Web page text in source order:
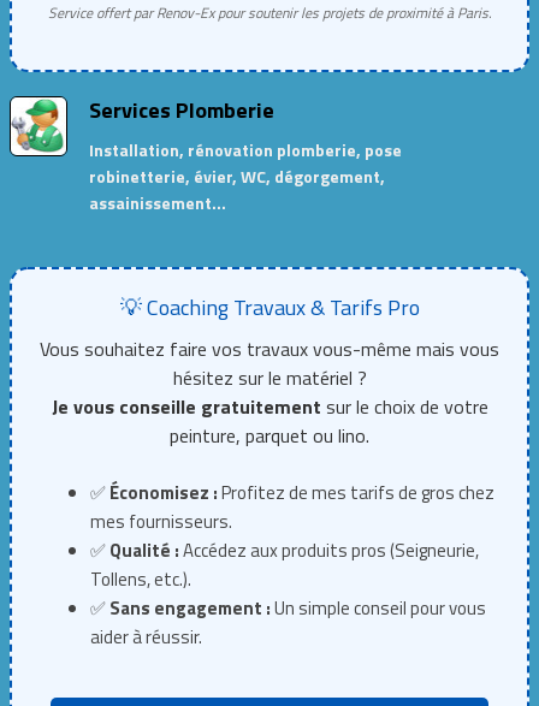
Service offert par Renov-Ex pour soutenir les projets de proximité à Paris.
Services Plomberie
Installation, rénovation plomberie, pose
robinetterie, évier, WC, dégorgement,
assainissement…
💡 Coaching Travaux & Tarifs Pro
Vous souhaitez faire vos travaux vous-même mais vous
hésitez sur le matériel ?
Je vous conseille gratuitement sur le choix de votre
peinture, parquet ou lino.
✅Économisez :Profitez de mes tarifs de gros chez
mes fournisseurs.
✅Qualité :Accédez aux produits pros (Seigneurie,
Tollens, etc.).
✅Sans engagement :Un simple conseil pour vous
aider à réussir.